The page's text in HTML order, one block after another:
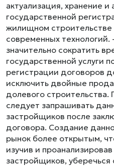
актуализация, хранение
государственной
жилищном строительстве
современных технологий.
значительно сократить
государственной услуги
регистрации договоров
исключить двойные
долевого строительства.
следует запрашивать
застройщиков после
договора. Создание
рынок более открытым,
изучив и
застройщиков, уберечься